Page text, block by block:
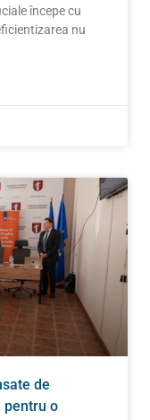
începe cu
nu
de
pentru o